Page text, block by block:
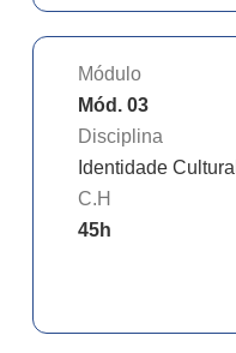
Módulo
Mód. 03
Disciplina
Identidade Cultural
C.H
45h